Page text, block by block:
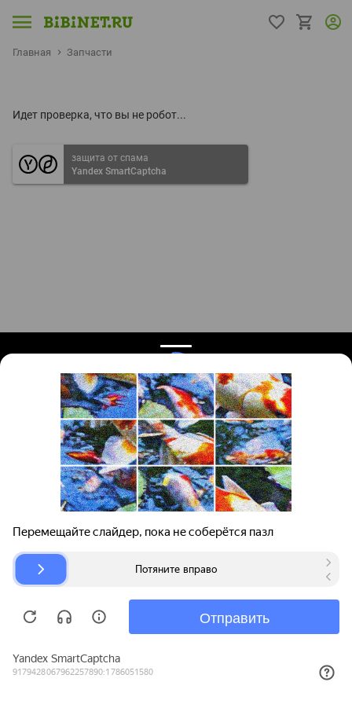
Главная Запчасти
Идет проверка, что вы не робот...
защита от спама
Yandex SmartCaptcha
Поиск запчастей
Для автокомпаний
Авторазборки
О проекте
Помощь
Карта сайта
© bibinet.ru - система поиска запчастей,
Copyright 2010-2026 Все права защищены